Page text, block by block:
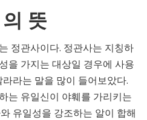
뜻
정관사이다. 정관사는 지칭하
을 가지는 대상일 경우에 사용
라는 말을 많이 들어보았다.
는 유일신이 야훼를 가리키는
유일성을 강조하는 알이 합해